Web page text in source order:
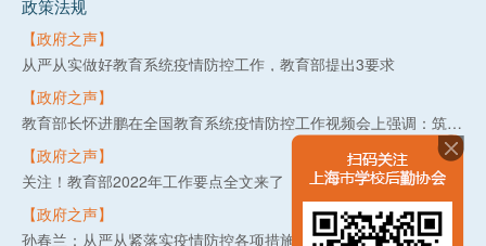
政策法规
【政府之声】
从严从实做好教育系统疫情防控工作，教育部提出3要求
【政府之声】
教育部长怀进鹏在全国教育系统疫情防控工作视频会上强调：筑牢教育系统疫情防线，守护3亿多师生生命健康安全
【政府之声】
关注！教育部2022年工作要点全文来了
【政府之声】
孙春兰：从严从紧落实疫情防控各项措施 坚决守住不出现疫情规模性反弹底线